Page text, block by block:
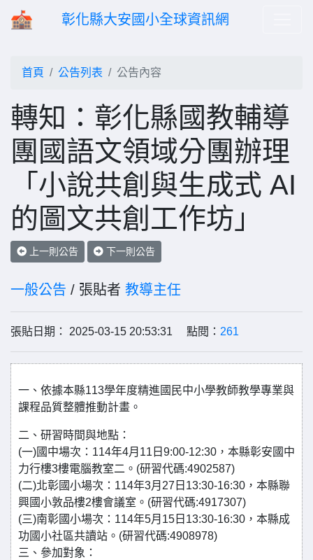
彰化縣大安國小全球資訊網
首頁 公告列表 公告內容
轉知：彰化縣國教輔導
團國語文領域分團辦理
「小說共創與生成式 AI
的圖文共創工作坊」
上一則公告 下一則公告
一般公告 / 張貼者 教導主任
張貼日期： 2025-03-15 20:53:31 點閱： 261
一、依據本縣113學年度精進國民中小學教師教學專業與
課程品質整體推動計畫。
二、研習時間與地點：
(一)國中場次：114年4月11日9:00-12:30，本縣彰安國中
力行樓3樓電腦教室二。(研習代碼:4902587)
(二)北彰國小場次：114年3月27日13:30-16:30，本縣聯
興國小敦品樓2樓會議室。(研習代碼:4917307)
(三)南彰國小場次：114年5月15日13:30-16:30，本縣成
功國小社區共讀站。(研習代碼:4908978)
三、參加對象：